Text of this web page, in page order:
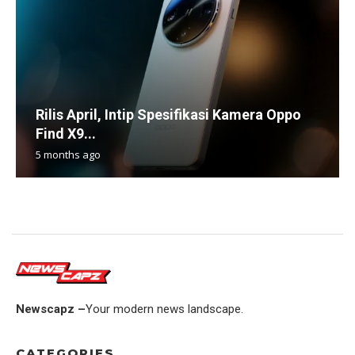
Rilis April, Intip Spesifikasi Kamera Oppo
Find X9...
5 months ago
Newscapz –Your modern news landscape.